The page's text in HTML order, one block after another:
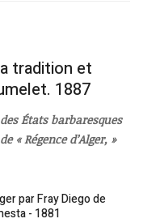
tradition et
1887
États barbaresques
« Régence d’Alger, »
par Fray Diego de
- 1881